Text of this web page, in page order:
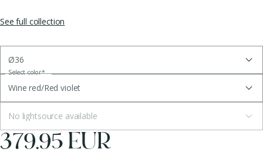
See full collection
Ø36
Select color*
Wine red/Red violet
No lightsource available
379.95 EUR